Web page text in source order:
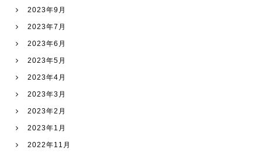
2023年9月
2023年7月
2023年6月
2023年5月
2023年4月
2023年3月
2023年2月
2023年1月
2022年11月